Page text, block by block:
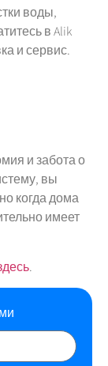
воды,
в Alik
и сервис.
и забота о
вы
когда дома
имеет
.